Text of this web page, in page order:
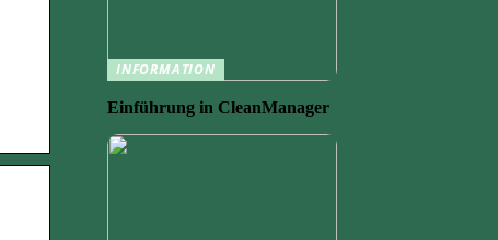
INFORMATION
Einführung in CleanManager